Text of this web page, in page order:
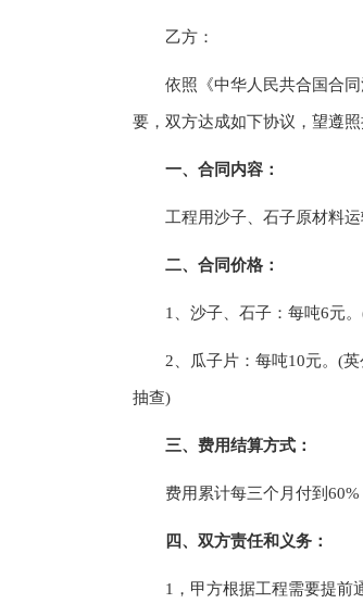
乙方：
依照《中华人民共合国合同
要，双方达成如下协议，望遵照
一、合同内容：
工程用沙子、石子原材料运
二、合同价格：
1、沙子、石子：每吨6元。
2、瓜子片：每吨10元。(英
抽查)
三、费用结算方式：
费用累计每三个月付到60%
四、双方责任和义务：
1，甲方根据工程需要提前通